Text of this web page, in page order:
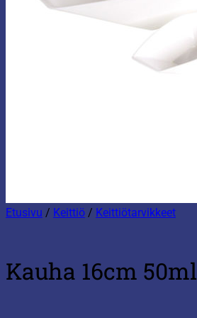
Etusivu / Keittiö / Keittiötarvikkeet
Kauha 16cm 50ml